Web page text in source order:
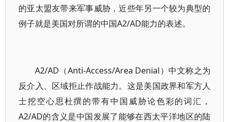
的亚太盟友带来军事威胁，近些年另一个较为典型的
例子就是美国对所谓的中国A2/AD能力的表述。
A2/AD（Anti-Access/Area Denial）中文称之为
反介入、区域拒止作战能力。这是美国政界和军方人
士挖空心思杜撰的带有中国威胁论色彩的词汇，
A2/AD的含义是中国发展了能够在西太平洋地区的陆